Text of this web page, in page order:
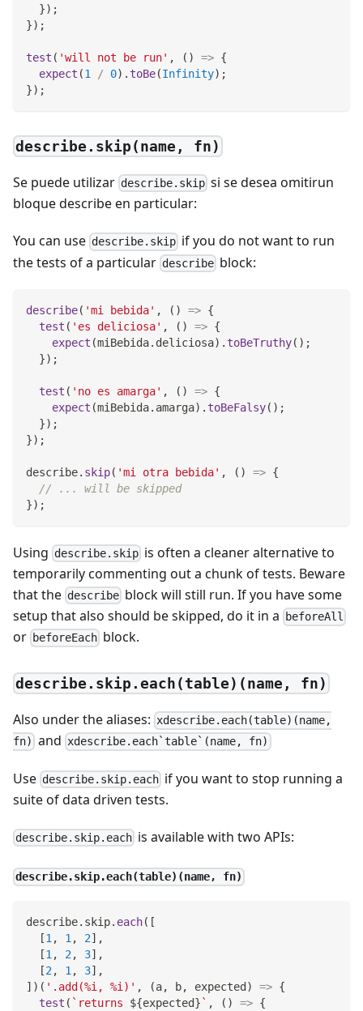
}) ;
}) ;
test ( 'will not be run' , ( ) => {
expect (1 / 0) . toBe(Infinity) ;
}) ;
describe.skip(name, fn)
Se puede utilizar describe.skip si se desea omitirun
bloque describe en particular:
You can use describe.skip if you do not want to run
the tests of a particular describe block:
describe( 'mi bebida' , ( ) => {
test ( 'es deliciosa' , ( ) => {
expect (miBebida. deliciosa) . toBeTruthy( ) ;
}) ;
test ( 'no es amarga' , ( ) => {
expect (miBebida. amarga) . toBeFalsy( ) ;
}) ;
}) ;
describe. skip( 'mi otra bebida' , ( ) => {
// ... will be skipped
}) ;
Using describe.skip is often a cleaner alternative to
temporarily commenting out a chunk of tests. Beware
that the describe block will still run. If you have some
setup that also should be skipped, do it in a
beforeAll
or beforeEach block.
describe.skip.each(table)(name, fn)
Also under the aliases: xdescribe.each(table)(name,
fn) andxdescribe.each`table`(name, fn)
Use describe.skip.each if you want to stop running a
suite of data driven tests.
describe.skip.each is available with two APIs:
describe.skip.each(table)(name, fn)
describe. skip. each( [
[1 , 1 , 2] ,
[1 , 2, 3] ,
[2, 1 , 3] ,
] ) ( '.add(%i, %i)' , (a, b, expected ) => {
test ( ` returns ${expected} ` , ( ) => {